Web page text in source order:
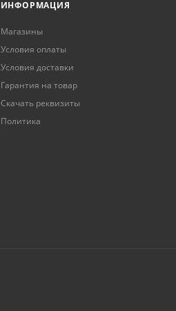
ИНФОРМАЦИЯ
Магазины
Условия оплаты
Условия доставки
Гарантия на товар
Скачать реквизиты
Политика